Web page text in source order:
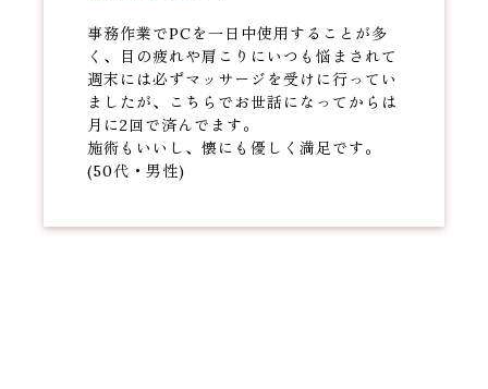
事務作業でPCを一日中使用することが多
く、目の疲れや肩こりにいつも悩まされて
週末には必ずマッサージを受けに行ってい
ましたが、こちらでお世話になってからは
月に2回で済んでます。
施術もいいし、懐にも優しく満足です。
(50代・男性)